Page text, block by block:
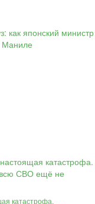
катастрофа.